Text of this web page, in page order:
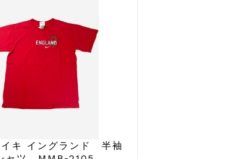
キ イングランド 半袖